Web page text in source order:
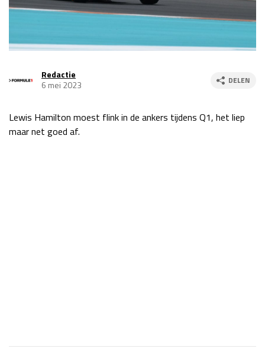
Race
Kwalificatie
za 23:00 - 00:00
Race
Kwalificatie
za 15:00 - 16:00
Redactie
6 mei 2023
DELEN
Lewis Hamilton moest flink in de ankers tijdens Q1, het liep
maar net goed af.